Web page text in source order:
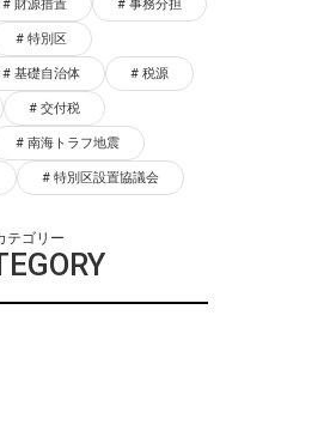
財源措置 事務分担
特別区
基礎自治体 税源
交付税
南海トラフ地震
特別区設置協議会
テゴリー